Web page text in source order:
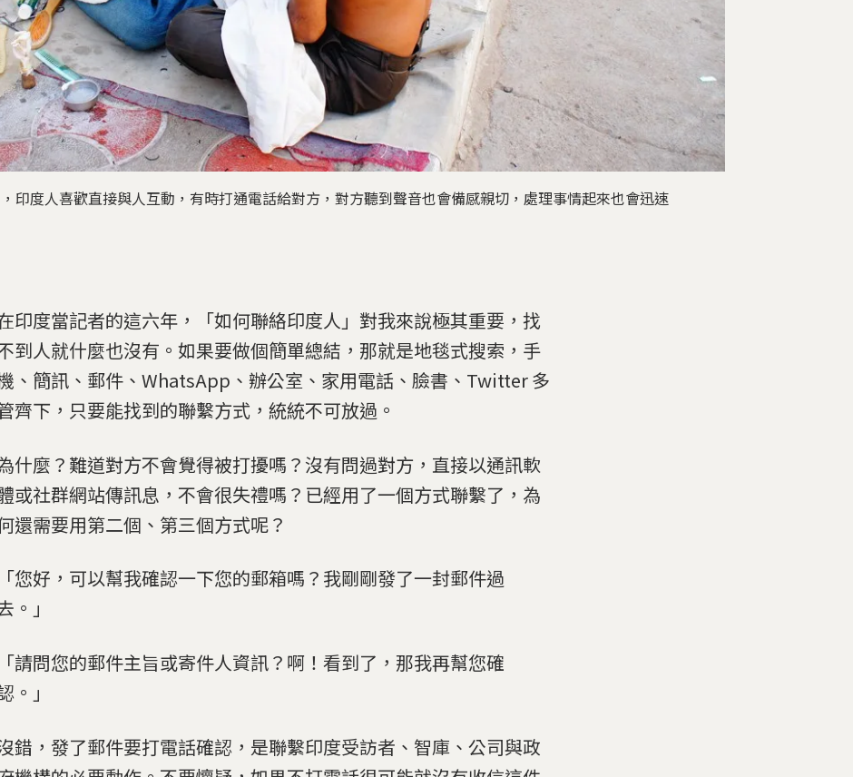
印度人喜歡直接與人互動，有時打通電話給對方，對方聽到聲音也會備感親切，處理事情起來也會迅速
印度當記者的這六年，「如何聯絡印度人」對我來說極其重要，找
到人就什麼也沒有。如果要做個簡單總結，那就是地毯式搜索，手
、簡訊、郵件、WhatsApp、辦公室、家用電話、臉書、Twitter 多
齊下，只要能找到的聯繫方式，統統不可放過。
什麼？難道對方不會覺得被打擾嗎？沒有問過對方，直接以通訊軟
或社群網站傳訊息，不會很失禮嗎？已經用了一個方式聯繫了，為
還需要用第二個、第三個方式呢？
「您好，可以幫我確認一下您的郵箱嗎？我剛剛發了一封郵件過
。」
「請問您的郵件主旨或寄件人資訊？啊！看到了，那我再幫您確
。」
錯，發了郵件要打電話確認，是聯繫印度受訪者、智庫、公司與政